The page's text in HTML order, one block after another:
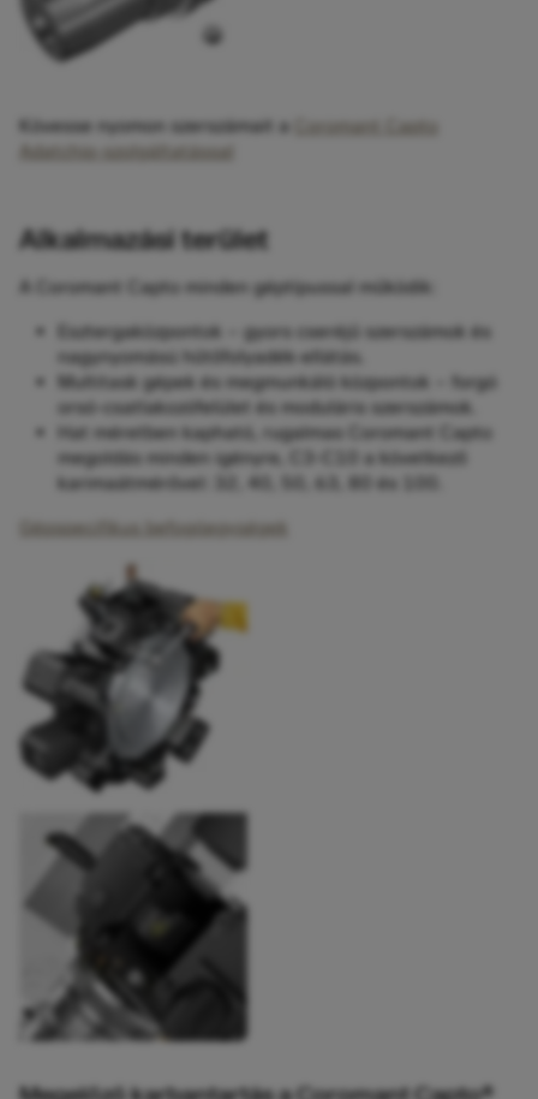
Kövesse nyomon szerszámait a
Coromant Capto
Adatchip-szolgáltatással
Alkalmazási terület
A Coromant Capto minden géptípussal működik:
Esztergaközpontok – gyors cseréjű szerszámok és
nagynyomású hűtőfolyadék-ellátás.
Multitask gépek és megmunkáló központok – forgó
orsó-csatlakozófelület és moduláris szerszámok.
Hat méretben kapható, rugalmas Coromant Capto
megoldás minden igényre, C3-C10 a következő
karimaátmérővel: 32, 40, 50, 63, 80 és 100.
Gépspecifikus befogóegységek